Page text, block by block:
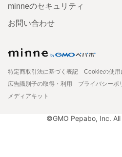
minneのセキュリティ
お問い合わせ
特定商取引法に基づく表記
Cookieの使用
広告識別子の取得・利用
プライバシーポ
メディアキット
©GMO Pepabo, Inc.